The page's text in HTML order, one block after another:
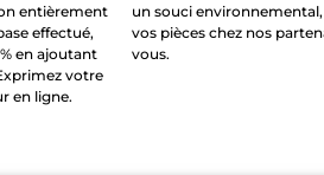
entièrement
effectué,
en ajoutant
votre
en ligne.
un souci
vos pièces chez nos
vous.